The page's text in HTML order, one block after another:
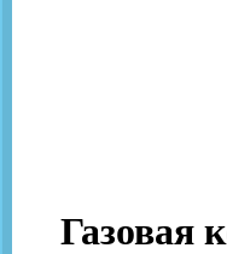
Газовая